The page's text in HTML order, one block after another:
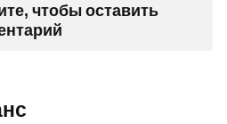
чтобы оставить